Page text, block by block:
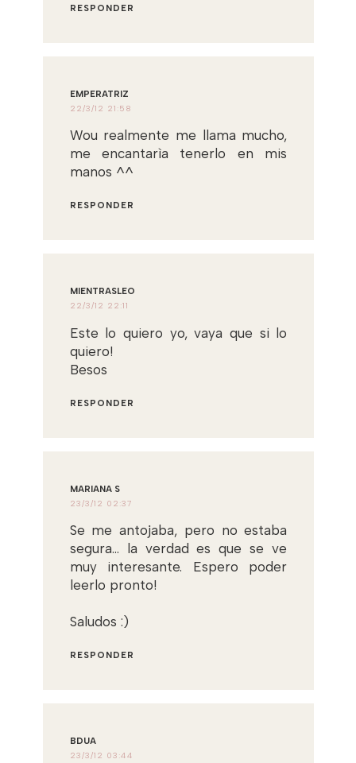
RESPONDER
EMPERATRIZ
22/3/12 21:58
Wou realmente me llama mucho,
me encantarìa tenerlo en mis
manos ^^
RESPONDER
MIENTRASLEO
22/3/12 22:11
Este lo quiero yo, vaya que si lo
quiero!
Besos
RESPONDER
MARIANA S
23/3/12 02:37
Se me antojaba, pero no estaba
segura... la verdad es que se ve
muy interesante. Espero poder
leerlo pronto!
Saludos :)
RESPONDER
BDUA
23/3/12 03:44